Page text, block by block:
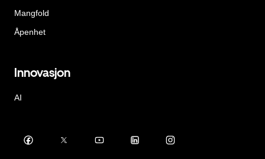
Mangfold
Åpenhet
Innovasjon
AI